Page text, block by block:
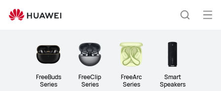
FreeBuds
Series
FreeClip
Series
FreeArc
Series
Smart
Speakers